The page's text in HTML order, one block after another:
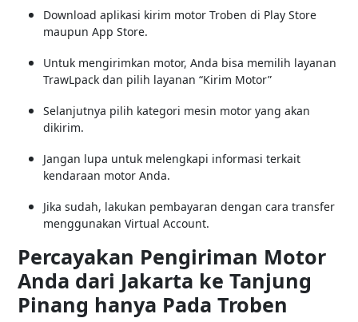
Download aplikasi kirim motor Troben di Play Store
maupun App Store.
Untuk mengirimkan motor, Anda bisa memilih layanan
TrawLpack dan pilih layanan “Kirim Motor”
Selanjutnya pilih kategori mesin motor yang akan
dikirim.
Jangan lupa untuk melengkapi informasi terkait
kendaraan motor Anda.
Jika sudah, lakukan pembayaran dengan cara transfer
menggunakan Virtual Account.
Percayakan Pengiriman Motor
Anda dari Jakarta ke Tanjung
Pinang hanya Pada Troben